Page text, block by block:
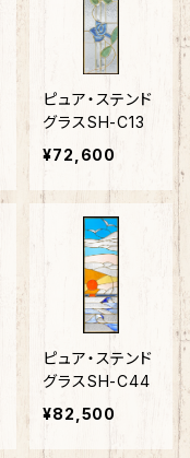
ピュア・ステンド
グラスSH-C13
¥72,600
ピュア・ステンド
グラスSH-C44
¥82,500